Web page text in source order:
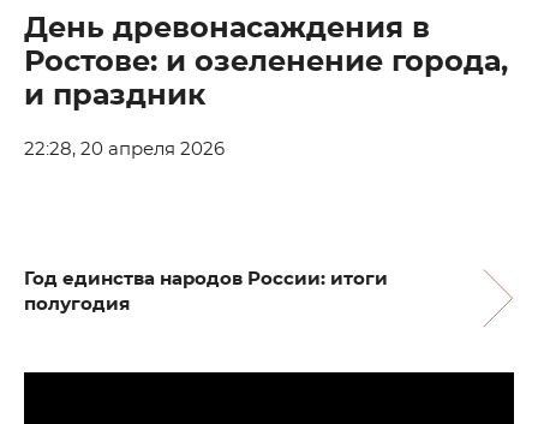
День древонасаждения в
Ростове: и озеленение города,
и праздник
22:28, 20 апреля 2026
Год единства народов России: итоги
полугодия